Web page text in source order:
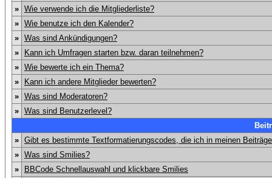
» Wie verwende ich die Mitgliederliste?
» Wie benutze ich den Kalender?
» Was sind Ankündigungen?
»
Kann ich Umfragen starten bzw. daran teilnehmen?
» Wie bewerte ich ein Thema?
»
Kann ich andere Mitglieder bewerten?
» Was sind Moderatoren?
» Was sind Benutzerlevel?
» Gibt es bestimmte Textformatierungscodes, die ich in meinen
» Was sind Smilies?
»
BBCode Schnellauswahl und klickbare Smilies